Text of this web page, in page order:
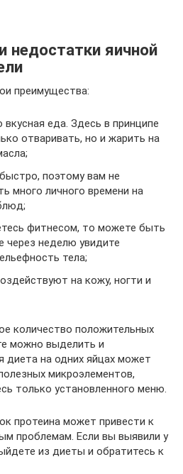
недостатки яичной
преимущества:
еда. Здесь в принципе
отваривать, но и жарить на
поэтому вам не
много личного времени на
фитнесом, то можете быть
через неделю увидите
тела;
на кожу, ногти и
количество положительных
можно выделить и
диета на одних яйцах может
микроэлементов,
только установленного меню.
протеина может привести к
проблемам. Если вы выявили у
из диеты и обратитесь к